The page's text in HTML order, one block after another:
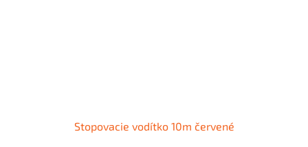
Stopovacie vodítko 10m červené